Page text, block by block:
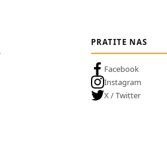
PRATITE NAS
Facebook
Instagram
X / Twitter